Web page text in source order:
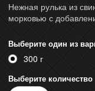
Нежная рулька из
морковью с
Выберите один из
300 г
Выберите количество